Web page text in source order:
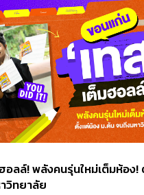
คือสถาปัตยกรรมของที่นี่ เข
‘แคน-แก่น-คูน’ ทั้งเครื่องด
ขอนแก่น และดอกคูนมาตีคว
ที่แรกที่ใช้การตกแต่งแบบสัจ
มผัสแท้ๆ ของวัสดุ ทำให้ได้ฟี
กัน ซึ่งข้างในศูนย์การค้าได้มี
ฮอลล์! พลังคนรุ่นใหม่เต็มห้อง
วิทยาลัย